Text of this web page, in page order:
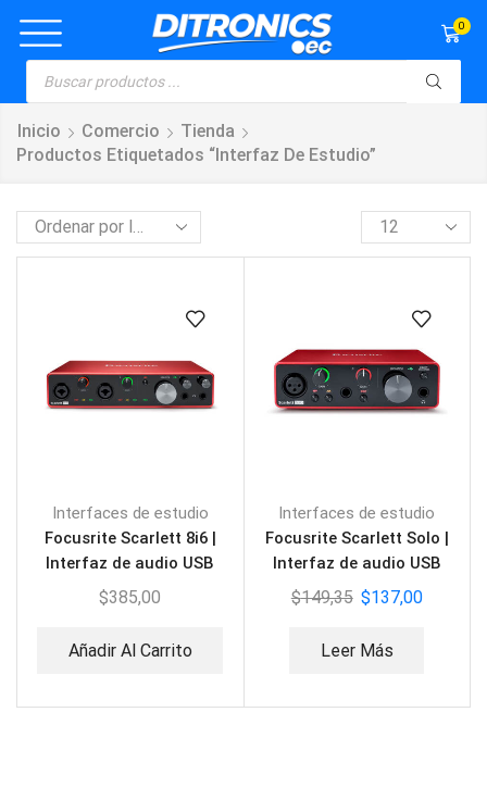
0
Inicio Comercio
Tienda
Productos Etiquetados “interfaz De Estudio”
Interfaces de estudio
Focusrite Scarlett 8i6 |
Interfaz de audio USB
(3ra generación)
$385,00
Añadir Al Carrito
Interfaces de estudio
Focusrite Scarlett Solo |
Interfaz de audio USB
(3ra generación)
$149,35 $137,00
Leer Más